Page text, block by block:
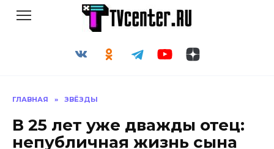
ГЛАВНАЯ » ЗВЁЗДЫ
В 25 лет уже дважды отец:
непубличная жизнь сына